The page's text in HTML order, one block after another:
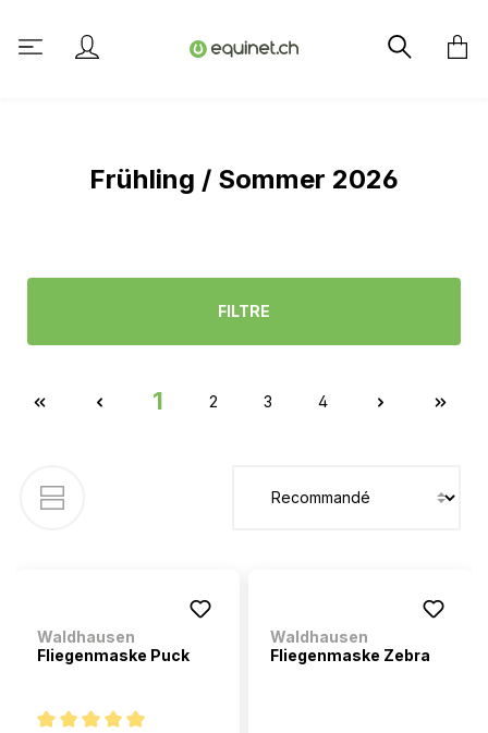
Frühling / Sommer 2026
FILTRE
1 2 3 4
Waldhausen
Fliegenmaske Puck
Waldhausen
Fliegenmaske Zebra